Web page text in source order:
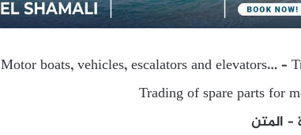
Motor boats, vehicles, escalators and elevators… –
Trading of spare parts for
المتن